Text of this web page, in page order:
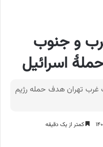
و جنوب
اسرائیل
غرب تهران هدف حمله رژیم
کمتر از یک دقیقه